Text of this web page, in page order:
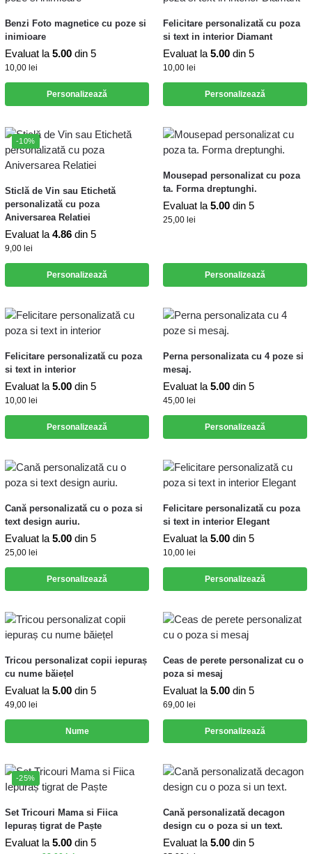
Benzi Foto magnetice cu poze si
inimioare
Evaluat la 5.00 din 5
10,00 lei
Personalizează
Felicitare personalizată cu poza
si text in interior Diamant
Evaluat la 5.00 din 5
10,00 lei
Personalizează
-10%
Sticlă de Vin sau Etichetă
personalizată cu poza
Aniversarea Relatiei
Evaluat la 4.86 din 5
9,00 lei
Personalizează
Mousepad personalizat cu poza
ta. Forma dreptunghi.
Evaluat la 5.00 din 5
25,00 lei
Personalizează
Felicitare personalizată cu poza
si text in interior
Evaluat la 5.00 din 5
10,00 lei
Personalizează
Perna personalizata cu 4 poze si
mesaj.
Evaluat la 5.00 din 5
45,00 lei
Personalizează
Cană personalizată cu o poza si
text design auriu.
Evaluat la 5.00 din 5
25,00 lei
Personalizează
Felicitare personalizată cu poza
si text in interior Elegant
Evaluat la 5.00 din 5
10,00 lei
Personalizează
Tricou personalizat copii iepuraș
cu nume băiețel
Evaluat la 5.00 din 5
49,00 lei
Nume
Ceas de perete personalizat cu o
poza si mesaj
Evaluat la 5.00 din 5
69,00 lei
Personalizează
-25%
Set Tricouri Mama si Fiica
Iepuraș tigrat de Paște
Evaluat la 5.00 din 5
Cană personalizată decagon
design cu o poza si un text.
Evaluat la 5.00 din 5